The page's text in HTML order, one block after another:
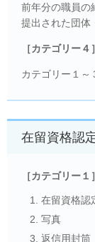
前年分の職員の
提出された団体
［カテゴリー４］
カテゴリー１～
在留資格認
［カテゴリー１］
在留資格認
写真
返信用封筒